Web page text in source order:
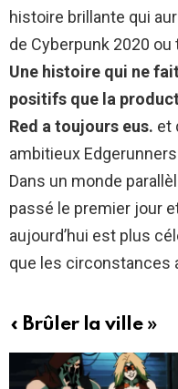
histoire brillante qui
de Cyberpunk 2020
Une histoire qui ne
positifs que la
Red a toujours eus. et
ambitieux
Dans un monde
passé le premier jour
aujourd’hui est plus
que les circonstances
« Brûler la ville »